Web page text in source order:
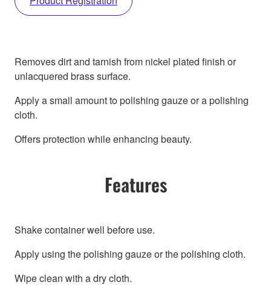
Removes dirt and tarnish from nickel plated finish or
unlacquered brass surface.
Apply a small amount to polishing gauze or a polishing
cloth.
Offers protection while enhancing beauty.
Features
Shake container well before use.
Apply using the polishing gauze or the polishing cloth.
Wipe clean with a dry cloth.